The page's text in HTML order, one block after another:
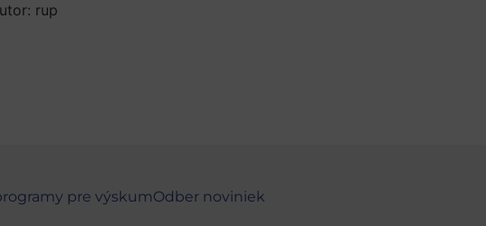
rup
pre výskumOdber noviniek